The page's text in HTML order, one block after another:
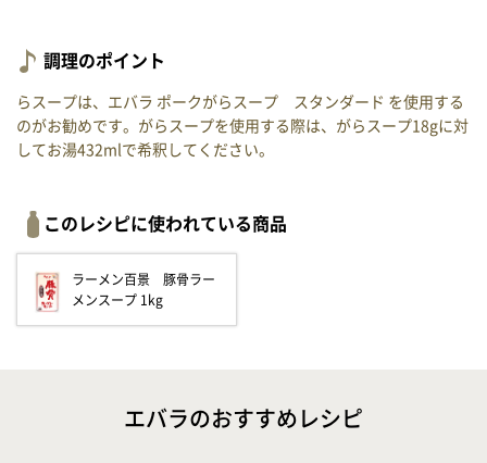
調理のポイント
らスープは、エバラ ポークがらスープ スタンダード を使用する
のがお勧めです。がらスープを使用する際は、がらスープ18gに対
してお湯432mlで希釈してください。
このレシピに使われている商品
ラーメン百景 豚骨ラー
メンスープ 1kg
エバラのおすすめレシピ